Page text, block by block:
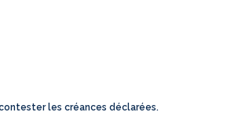
les créances déclarées.